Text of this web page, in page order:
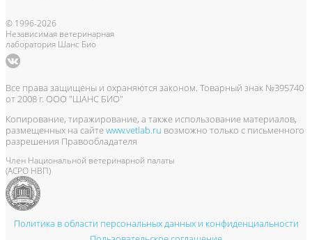
© 1996-2026
Независимая ветеринарная
лаборатория Шанс Био
Все права защищены и охраняются законом. Товарный знак №395740
от 2008 г. ООО "ШАНС БИО"
Копирование, тиражирование, а также использование материалов,
размещенных на сайтеwww.vetlab.ru возможно только с письменного
разрешения Правообладателя
Член Национальной ветеринарной палаты
(АСРО НВП)
Политика в области персональных данных и конфиденциальности